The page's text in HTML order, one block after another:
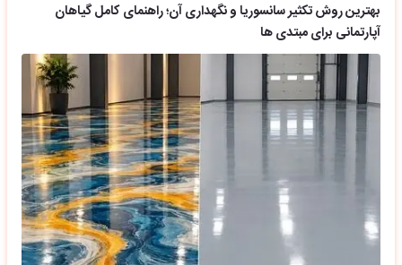
بهترین روش تکثیر سانسوریا و نگهداری آن؛ راهنمای کامل گیاهان
آپارتمانی برای مبتدی ها